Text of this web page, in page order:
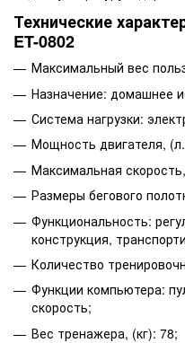
Технические
ET-0802
Максимальный вес
Назначение: домашнее
Система нагрузки:
Мощность двигателя,
Максимальная
Размеры бегового
Функциональность:
конструкция,
Количество
Функции компьютера:
скорость;
Вес тренажера, (кг): 78;